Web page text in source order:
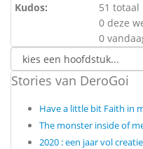
Kudos:
51 totaal
0 deze
0
Stories van DeroGoi
Have a little bit Faith in
The monster inside of
2020 : een jaar vol